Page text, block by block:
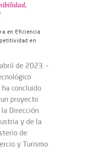
,
en Eficiencia
en
de 2023. –
concluido
proyecto
Dirección
y de la
de
y Turismo